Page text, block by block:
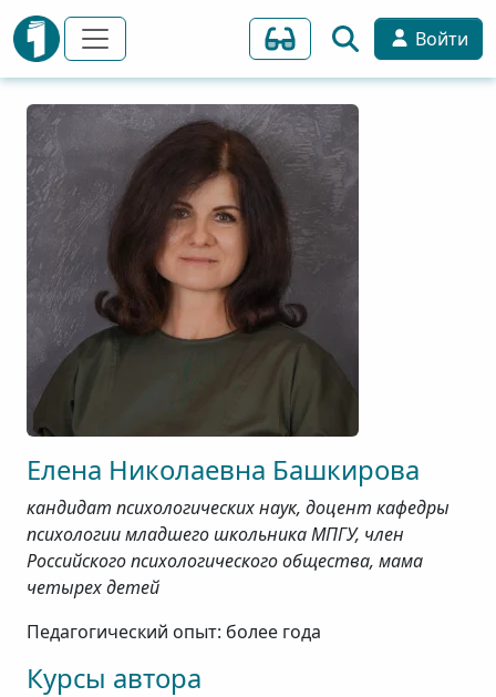
Войти
Елена Николаевна Башкирова
кандидат психологических наук, доцент кафедры
психологии младшего школьника МПГУ, член
Российского психологического общества, мама
четырех детей
Педагогический опыт: более года
Курсы автора